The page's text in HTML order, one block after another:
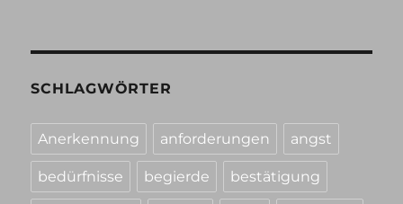
SCHLAGWÖRTER
Anerkennung anforderungen angst
bedürfnisse begierde bestätigung